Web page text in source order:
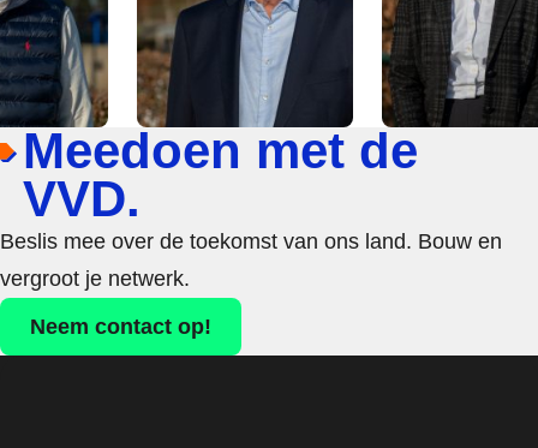
Meedoen met de
VVD.
Beslis mee over de toekomst van ons land. Bouw en
vergroot je netwerk.
Neem contact op!